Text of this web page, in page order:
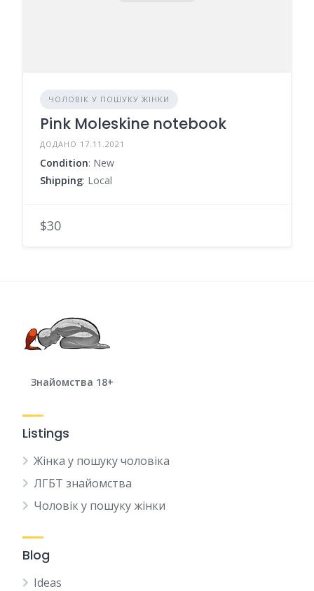
ЧОЛОВІК У ПОШУКУ ЖІНКИ
Pink Moleskine notebook
ДОДАНО 17.11.2021
Condition: New
Shipping: Local
$30
Знайомства 18+
Listings
Жінка у пошуку чоловіка
ЛГБТ знайомства
Чоловік у пошуку жінки
Blog
Ideas